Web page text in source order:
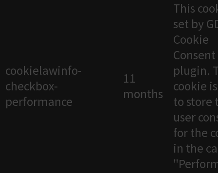
cookielawinfo-
checkbox-
performance
11
months
This
set by
Cookie
Consent
plugin.
cookie
to store
user
for the
in the